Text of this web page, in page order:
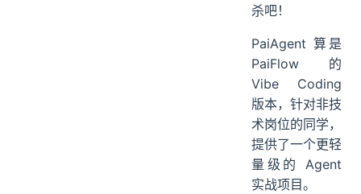
杀吧！
PaiAgent 算是
PaiFlow 的
Vibe Coding
版本，针对非技
术岗位的同学，
提供了一个更轻
量级的 Agent
实战项目。